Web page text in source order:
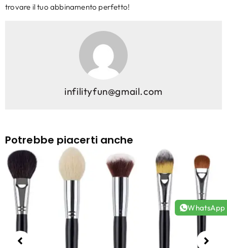
trovare il tuo abbinamento perfetto!
infilityfun@gmail.com
Potrebbe piacerti anche
WhatsApp